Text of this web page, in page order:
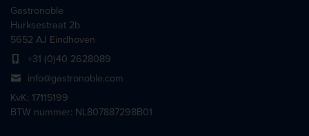
Gastronoble
Hurksestraat 2b
5652 AJ Eindhoven
+31 (0)40 2628089
info@gastronoble.com
KvK: 17115199
BTW nummer: NL807887298B01